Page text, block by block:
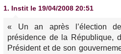
1. Instit le 19/04/2008 20:51
« Un an après l’élection
présidence de la République,
Président et de son